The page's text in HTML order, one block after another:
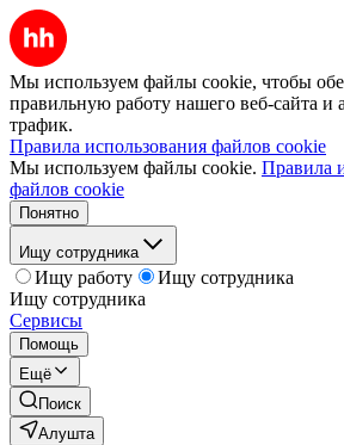
Мы используем файлы cookie, чтобы
правильную работу нашего веб-сайта и
трафик.
Правила использования файлов cookie
Мы используем файлы cookie. Правила
файлов cookie
Понятно
Ищу сотрудника
Ищу работу
Ищу сотрудника
Ищу сотрудника
Сервисы
Помощь
Ещё
Поиск
Алушта